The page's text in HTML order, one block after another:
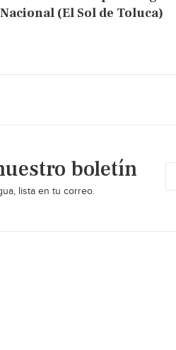
(El Sol de Toluca)
boletín
lista en tu correo.